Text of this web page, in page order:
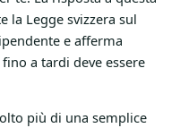
la Legge svizzera sul
e afferma
a tardi deve essere
più di una semplice